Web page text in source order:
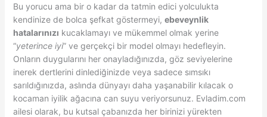
Bu yorucu ama bir o kadar da tatmin edici yolculukta
kendinize de bolca şefkat göstermeyi, ebeveynlik
hatalarınızı kucaklamayı ve mükemmel olmak yerine
“yeterince iyi” ve gerçekçi bir model olmayı hedefleyin.
Onların duygularını her onayladığınızda, göz seviyelerine
inerek dertlerini dinlediğinizde veya sadece sımsıkı
sarıldığınızda, aslında dünyayı daha yaşanabilir kılacak o
kocaman iyilik ağacına can suyu veriyorsunuz. Evladim.com
ailesi olarak, bu kutsal çabanızda her birinizi yürekten